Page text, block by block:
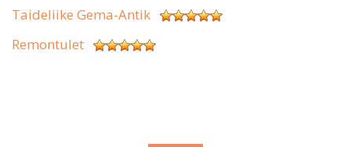
Taideliike Gema-Antik
Remontulet